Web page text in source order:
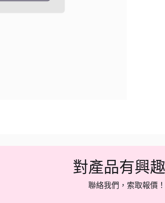
對產品有興
聯絡我們，索取報價！